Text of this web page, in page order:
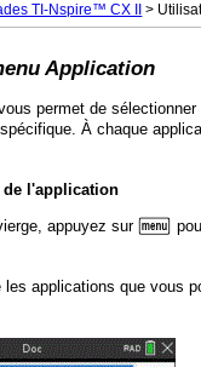
TI-Nspire™ CX II
>
Application
permet de
À chaque
l'application
appuyez sur b
les applications que vous